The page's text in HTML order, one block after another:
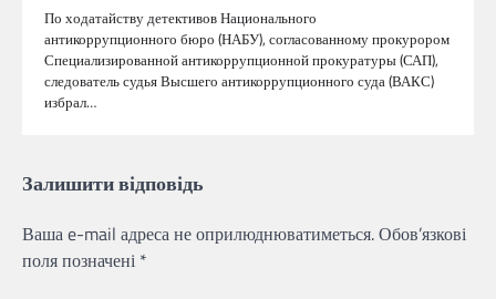
По ходатайству детективов Национального
антикоррупционного бюро (НАБУ), согласованному прокурором
Специализированной антикоррупционной прокуратуры (САП),
следователь судья Высшего антикоррупционного суда (ВАКС)
избрал…
Залишити відповідь
Ваша e-mail адреса не оприлюднюватиметься.Обов’язкові
поля позначені *